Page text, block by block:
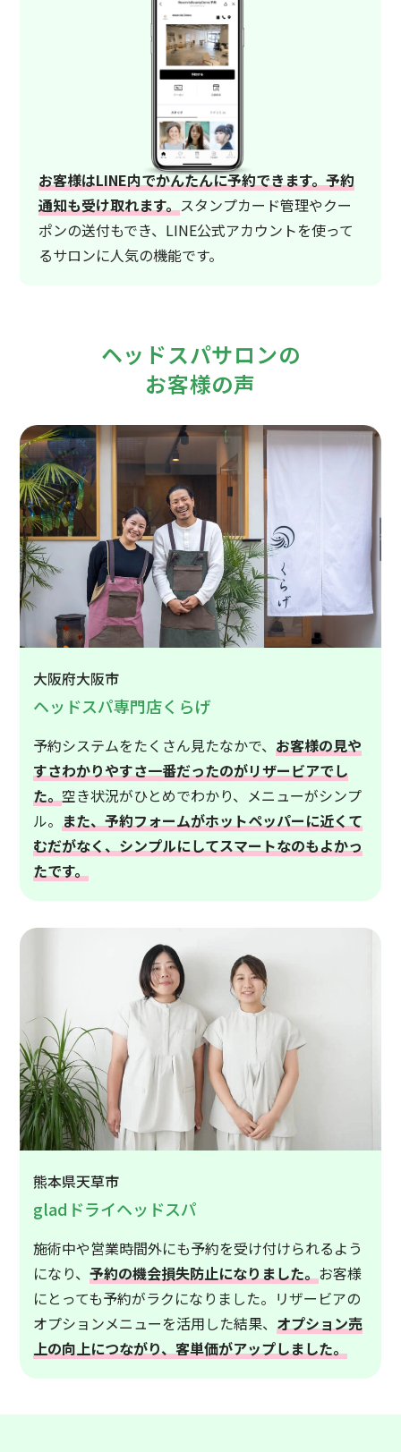
お客様はLINE内でかんたんに予約できます。予約
通知も受け取れます。 スタンプカード管理やクー
ポンの送付もでき、LINE公式アカウントを使って
るサロンに人気の機能です。
ヘッドスパサロンの
お客様の声
大阪府大阪市
ヘッドスパ専門店くらげ
予約システムをたくさん見たなかで、 お客様の見や
すさわかりやすさ一番だったのがリザービアでし
た。 空き状況がひとめでわかり、メニューがシンプ
ル。 また、予約フォームがホットペッパーに近くて
むだがなく、シンプルにしてスマートなのもよかっ
たです。
熊本県天草市
gladドライヘッドスパ
施術中や営業時間外にも予約を受け付けられるよう
になり、予約の機会損失防止になりました。 お客様
にとっても予約がラクになりました。リザービアの
オプションメニューを活用した結果、 オプション売
上の向上につながり、客単価がアップしました。